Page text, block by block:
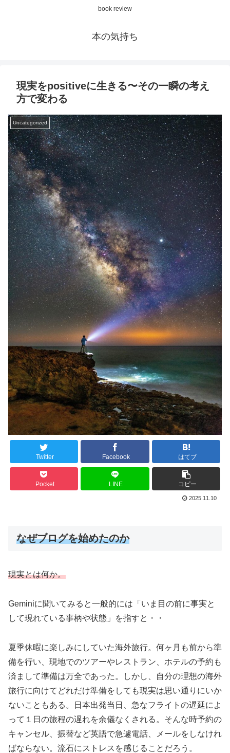
book review
本の気持ち
現実をpositiveに生きる〜その一瞬の考え
方で変わる
Uncategorized
Twitter Facebook はてブ
Pocket LINE コピー
2025.11.10
なぜブログを始めたのか
現実とは何か。
Geminiに聞いてみると一般的には「いま目の前に事実と
して現れている事柄や状態」を指すと・・
夏季休暇に楽しみにしていた海外旅行。何ヶ月も前から準
備を行い、現地でのツアーやレストラン、ホテルの予約も
済まして準備は万全であった。しかし、自分の理想の海外
旅行に向けてどれだけ準備をしても現実は思い通りにいか
ないこともある。日本出発当日、急なフライトの遅延によ
って１日の旅程の遅れを余儀なくされる。そんな時予約の
キャンセル、振替など英語で急遽電話、メールをしなけれ
ばならない。流石にストレスを感じることだろう。